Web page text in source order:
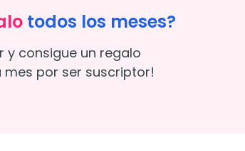
todos los meses?
y consigue un regalo
por ser suscriptor!